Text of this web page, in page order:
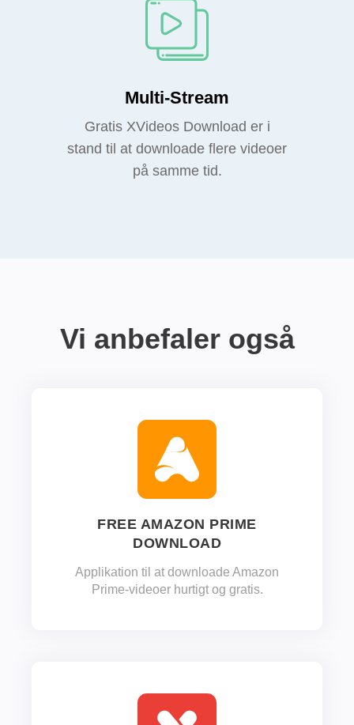
Multi-Stream
Gratis XVideos Download er i
stand til at downloade flere videoer
på samme tid.
Vi anbefaler også
FREE AMAZON PRIME
DOWNLOAD
Applikation til at downloade Amazon
Prime-videoer hurtigt og gratis.